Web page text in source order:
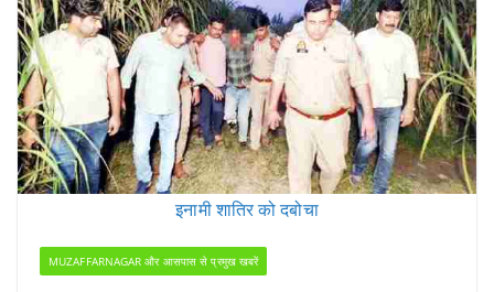
इनामी शातिर को दबोचा
MUZAFFARNAGAR और आसपास से प्रमुख खबरें